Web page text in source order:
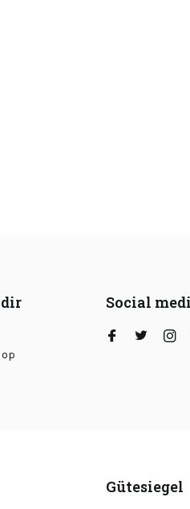
op
Social
Gütesiegel